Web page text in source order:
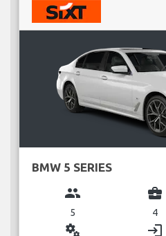
BMW 5 SERIES
group
5
business_center
4
miscellaneous_services login